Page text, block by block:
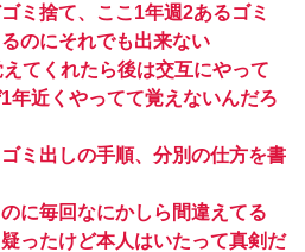
ミ捨て、ここ1年週2あるゴミ
のにそれでも出来ない
てくれたら後は交互にやって
年近くやってて覚えないんだろ
ミ出しの手順、分別の仕方を書
に毎回なにかしら間違えてる
ったけど本人はいたって真剣だ